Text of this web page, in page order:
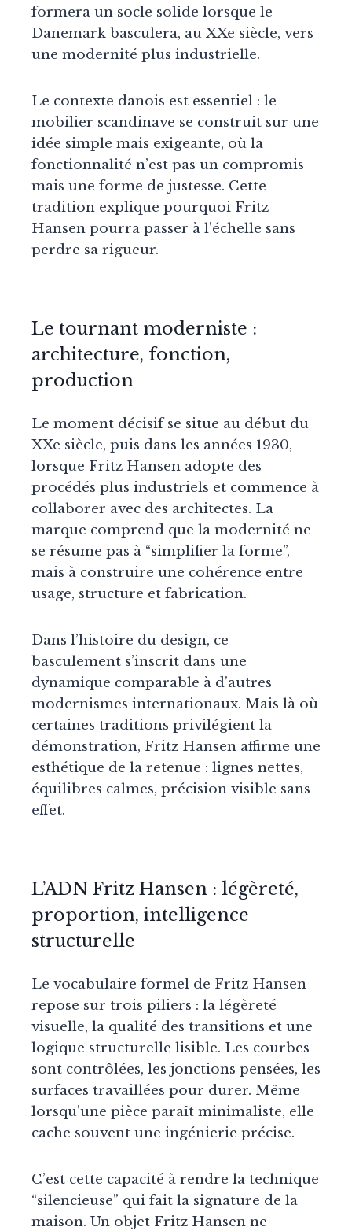
formera un socle solide lorsque le
Danemark basculera, au XXe siècle, vers
une modernité plus industrielle.
Le contexte danois est essentiel : le
mobilier scandinave se construit sur une
idée simple mais exigeante, où la
fonctionnalité n’est pas un compromis
mais une forme de justesse. Cette
tradition explique pourquoi Fritz
Hansen pourra passer à l’échelle sans
perdre sa rigueur.
Le tournant moderniste :
architecture, fonction,
production
Le moment décisif se situe au début du
XXe siècle, puis dans les années 1930,
lorsque Fritz Hansen adopte des
procédés plus industriels et commence à
collaborer avec des architectes. La
marque comprend que la modernité ne
se résume pas à “simplifier la forme”,
mais à construire une cohérence entre
usage, structure et fabrication.
Dans l’histoire du design, ce
basculement s’inscrit dans une
dynamique comparable à d’autres
modernismes internationaux. Mais là où
certaines traditions privilégient la
démonstration, Fritz Hansen affirme une
esthétique de la retenue : lignes nettes,
équilibres calmes, précision visible sans
effet.
L’ADN Fritz Hansen : légèreté,
proportion, intelligence
structurelle
Le vocabulaire formel de Fritz Hansen
repose sur trois piliers : la légèreté
visuelle, la qualité des transitions et une
logique structurelle lisible. Les courbes
sont contrôlées, les jonctions pensées, les
surfaces travaillées pour durer. Même
lorsqu’une pièce paraît minimaliste, elle
cache souvent une ingénierie précise.
C’est cette capacité à rendre la technique
“silencieuse” qui fait la signature de la
maison. Un objet Fritz Hansen ne